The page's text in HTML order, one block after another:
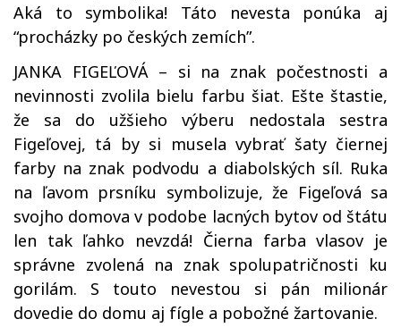
Aká to symbolika! Táto nevesta ponúka aj
“procházky po českých zemích”.
JANKA FIGEĽOVÁ – si na znak počestnosti a
nevinnosti zvolila bielu farbu šiat. Ešte štastie,
že sa do užšieho výberu nedostala sestra
Figeľovej, tá by si musela vybrať šaty čiernej
farby na znak podvodu a diabolských síl. Ruka
na ľavom prsníku symbolizuje, že Figeľová sa
svojho domova v podobe lacných bytov od štátu
len tak ľahko nevzdá! Čierna farba vlasov je
správne zvolená na znak spolupatričnosti ku
gorilám. S touto nevestou si pán milionár
dovedie do domu aj fígle a pobožné žartovanie.